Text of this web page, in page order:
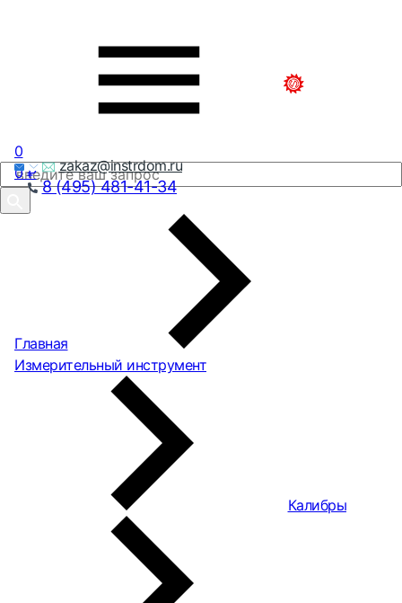
zakaz@instrdom.ru
8 (495) 481-41-34
0
0₽
Главная
Измерительный инструмент
Калибры